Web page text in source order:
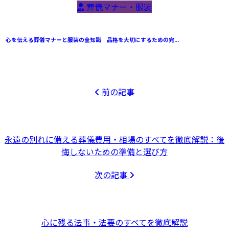
葬儀マナー・服装
心を伝える葬儀マナーと服装の全知識 品格を大切にするための完...
前の記事
永遠の別れに備える葬儀費用・相場のすべてを徹底解説：後
悔しないための準備と選び方
次の記事
心に残る法事・法要のすべてを徹底解説